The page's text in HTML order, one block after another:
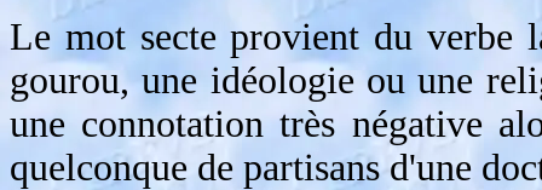
Le mot secte provient du verbe
gourou, une idéologie ou une
une connotation très négative
quelconque de partisans d'une